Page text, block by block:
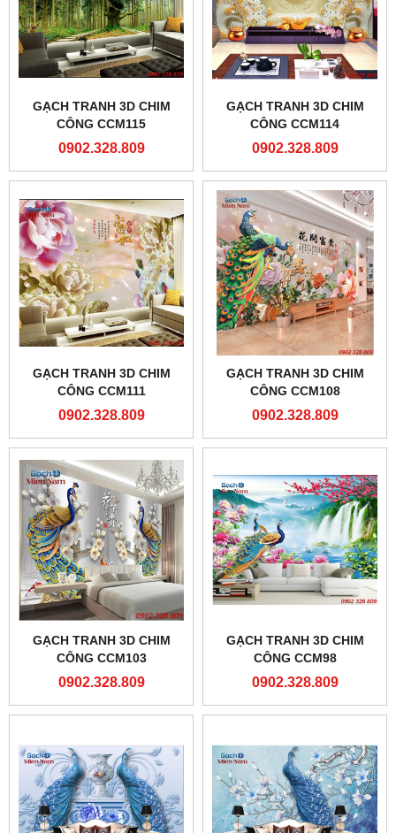
GẠCH TRANH 3D CHIM
CÔNG CCM115
0902.328.809
GẠCH TRANH 3D CHIM
CÔNG CCM114
0902.328.809
GẠCH TRANH 3D CHIM
CÔNG CCM111
0902.328.809
GẠCH TRANH 3D CHIM
CÔNG CCM108
0902.328.809
GẠCH TRANH 3D CHIM
CÔNG CCM103
0902.328.809
GẠCH TRANH 3D CHIM
CÔNG CCM98
0902.328.809